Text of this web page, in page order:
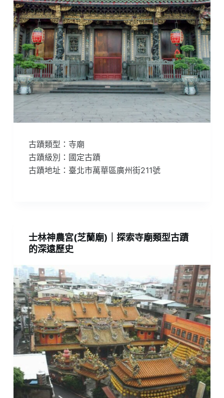
古蹟類型：寺廟
古蹟級別：國定古蹟
古蹟地址：臺北市萬華區廣州街211號
士林神農宮(芝蘭廟)｜探索寺廟類型古蹟
的深遠歷史